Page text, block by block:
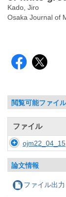
Kado, Jiro
Osaka Journal of
閲覧可能ファイ
ファイル
ojm22_04_15
論文情報
ファイル出力